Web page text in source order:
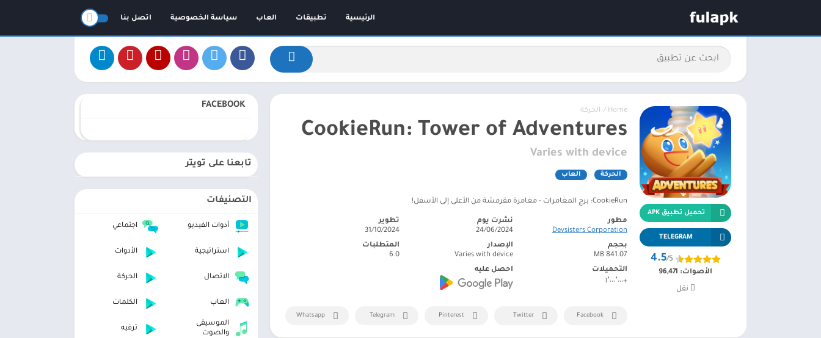
الرئيسية تطبيقات العاب سياسة الخصوصية اتصل بنا
Home
/ الحركة
CookieRun: Tower of Adventures
Varies with device
الحركة العاب
CookieRun: برج المغامرات - مغامرة مقرمشة من الأعلى إلى الأسفل!
تحميل تطبيق APK
TELEGRAM
4.5/5
الأصوات: 96,471
نقل
مطور
Devsisters Corporation
نشرت يوم
24/06/2024
تطوير
31/10/2024
بحجم
841.07 MB
الإصدار
Varies with device
المتطلبات
6.0
التحميلات
+١٬٠٠٠٬٠٠٠
احصل عليه
Facebook
Twitter
Pinterest
Telegram
Whatsapp
FACEBOOK
تابعنا على تويتر
التصنيفات
أدوات الفيديو اجتماعي
استراتيجية الأدوات
الاتصال الحركة
العاب الكلمات
الموسيقى
والصوت
ترفيه